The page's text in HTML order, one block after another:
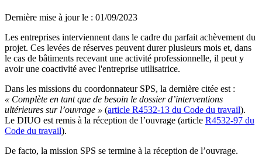
Dernière mise à jour le : 01/09/2023
Les entreprises interviennent dans le cadre du parfait achèvement du
projet. Ces levées de réserves peuvent durer plusieurs mois et, dans
le cas de bâtiments recevant une activité professionnelle, il peut y
avoir une coactivité avec l'entreprise utilisatrice.
Dans les missions du coordonnateur SPS, la dernière citée est :
« Complète en tant que de besoin le dossier d’interventions
ultérieures sur l’ouvrage » (article R4532-13 du Code du travail).
Le DIUO est remis à la réception de l’ouvrage (article R4532-97 du
Code du travail).
De facto, la mission SPS se termine à la réception de l’ouvrage.